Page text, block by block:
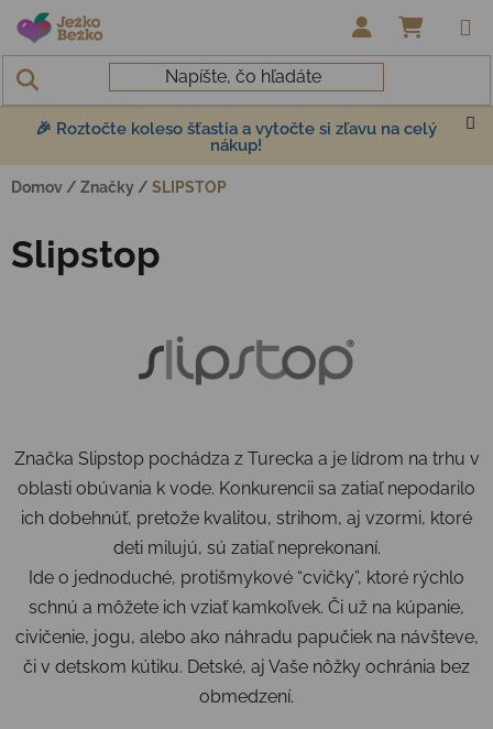
Prejsť na obsah
🎉 Roztočte koleso šťastia a vytočte si zľavu na celý
nákup!
Domov / Značky / SLIPSTOP
Slipstop
Značka Slipstop pochádza z Turecka a je lídrom na trhu v
oblasti obúvania k vode. Konkurencii sa zatiaľ nepodarilo
ich dobehnúť, pretože kvalitou, strihom, aj vzormi, ktoré
deti milujú, sú zatiaľ neprekonaní.
Ide o jednoduché, protišmykové “cvičky”, ktoré rýchlo
schnú a môžete ich vziať kamkoľvek. Či už na kúpanie,
civičenie, jogu, alebo ako náhradu papučiek na návšteve,
či v detskom kútiku. Detské, aj Vaše nôžky ochránia bez
obmedzení.